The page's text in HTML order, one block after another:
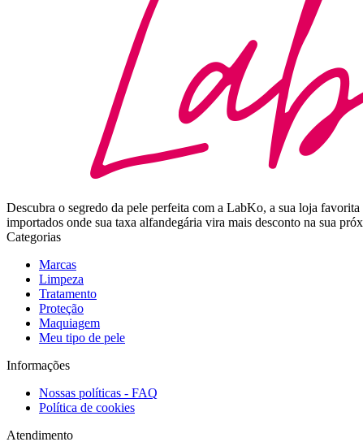
Descubra o segredo da pele perfeita com a LabKo, a sua loja
importados onde sua taxa alfandegária vira mais desconto na sua
Categorias
Marcas
Limpeza
Tratamento
Proteção
Maquiagem
Meu tipo de pele
Informações
Nossas políticas - FAQ
Política de cookies
Atendimento